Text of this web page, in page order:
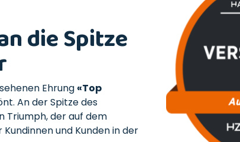
die Spitze
Ehrung «Top
An der Spitze des
Triumph, der auf dem
und Kunden in der